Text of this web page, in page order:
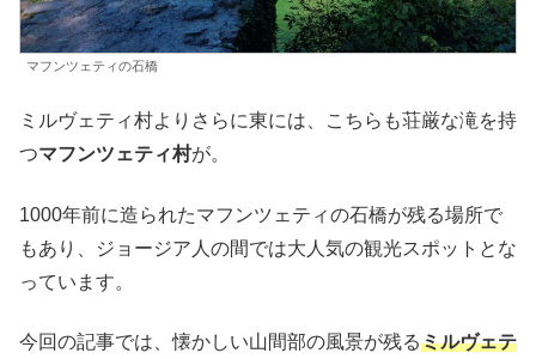
マフンツェティの石橋
ミルヴェティ村よりさらに東には、こちらも荘厳な滝を持
つマフンツェティ村が。
1000年前に造られたマフンツェティの石橋が残る場所で
もあり、ジョージア人の間では大人気の観光スポットとな
っています。
今回の記事では、懐かしい山間部の風景が残るミルヴェテ